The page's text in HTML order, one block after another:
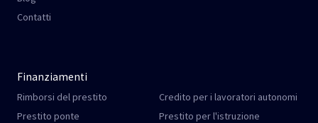
Contatti
Finanziamenti
Rimborsi del prestito
Prestito ponte
Credito per i lavoratori autonomi
Prestito per l'istruzione